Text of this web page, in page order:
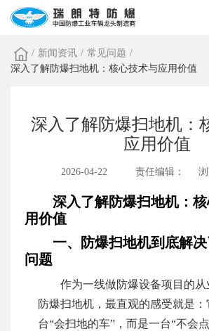
/ 新闻资讯 / 常见问题 /
深入了解防爆扫地机：核心技术与应用价值
深入了解防爆扫地机：
应用价值
2026-04-22 责任编辑：
深入了解防爆扫地机：
用价值
一、防爆扫地机到底解
问题
作为一线做防爆设备项目的
防爆扫地机，最直观的感受就是：
台“会扫地的车”，而是一台“不会